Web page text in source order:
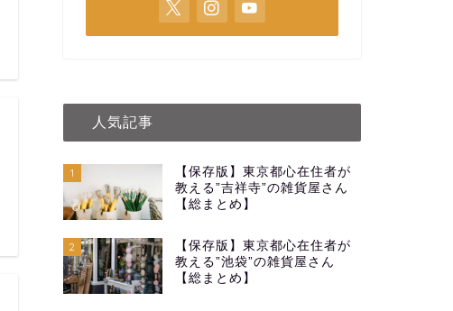
人気記事
1
【保存版】東京都心在住者が
教える”吉祥寺”の雑貨屋さん
【総まとめ】
2
【保存版】東京都心在住者が
教える”池袋”の雑貨屋さん
【総まとめ】